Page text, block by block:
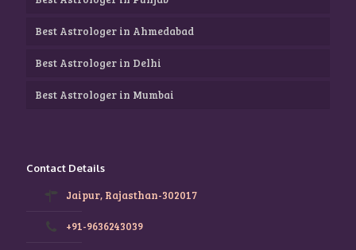
Best Astrologer in Ahmedabad
Best Astrologer in Delhi
Best Astrologer in Mumbai
Contact Details
Jaipur, Rajasthan-302017
+91-9636243039